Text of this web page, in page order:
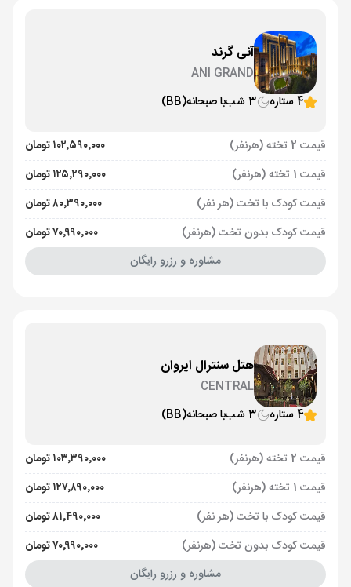
آنی گرند
ANI GRAND
4 ستاره
3 شب با صبحانه(BB)
قیمت 2 تخته (هرنفر)
۱۰۲٬۵۹۰٬۰۰۰ تومان
قیمت 1 تخته (هرنفر)
۱۲۵٬۲۹۰٬۰۰۰ تومان
قیمت کودک با تخت (هر نفر)
۸۰٬۳۹۰٬۰۰۰ تومان
قیمت کودک بدون تخت (هرنفر)
۷۰٬۹۹۰٬۰۰۰ تومان
مشاوره و رزرو رایگان
هتل سنترال ایروان
CENTRAL
4 ستاره
3 شب با صبحانه(BB)
قیمت 2 تخته (هرنفر)
۱۰۳٬۳۹۰٬۰۰۰ تومان
قیمت 1 تخته (هرنفر)
۱۲۷٬۸۹۰٬۰۰۰ تومان
قیمت کودک با تخت (هر نفر)
۸۱٬۴۹۰٬۰۰۰ تومان
قیمت کودک بدون تخت (هرنفر)
۷۰٬۹۹۰٬۰۰۰ تومان
مشاوره و رزرو رایگان